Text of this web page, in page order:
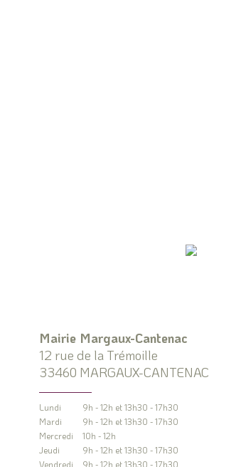
Mairie Margaux-Cantenac
12 rue de la Trémoille
33460 MARGAUX-CANTENAC
Lundi
Mardi
Mercredi
Jeudi
Vendredi
9h - 12h et 13h30 - 17h30
9h - 12h et 13h30 - 17h30
10h - 12h
9h - 12h et 13h30 - 17h30
9h - 12h et 13h30 - 17h30